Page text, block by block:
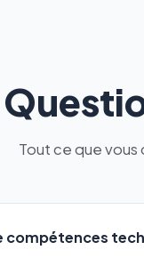
Tout ce que vous
compétences